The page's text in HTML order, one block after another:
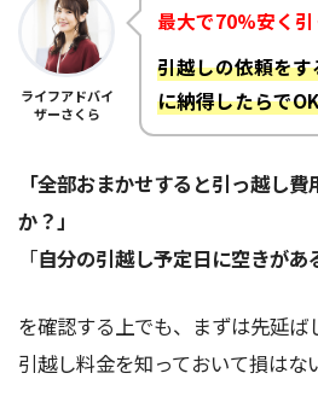
ライフアドバイ
ザーさくら
最大で70%安く引
引越しの依頼を
に納得したらで
「全部おまかせすると引っ越し
か？」
「自分の引越し予定日に空きがあ
を確認する上でも、まずは先延ば
引越し料金を知っておいて損はな